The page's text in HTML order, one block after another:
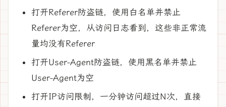
打开Referer防盗链，使用白名单并禁止
Referer为空，从访问日志看到，这些非正常流
量均没有Referer
打开User-Agent防盗链，使用黑名单并禁止
User-Agent为空
打开IP访问限制，一分钟访问超过N次，直接